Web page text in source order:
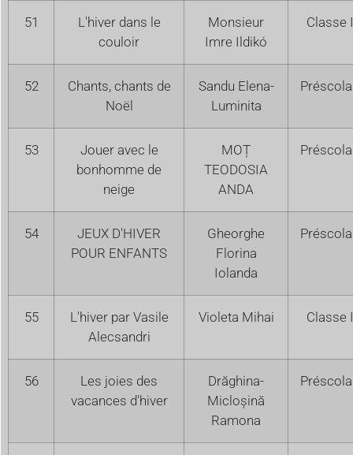
51
L'hiver dans le
couloir
Monsieur
Imre Ildikó
Classe
52
Chants, chants de
Noël
Sandu Elena-
Luminita
53
Jouer avec le
bonhomme de
neige
MOȚ
TEODOSIA
ANDA
54
JEUX D'HIVER
POUR ENFANTS
Gheorghe
Florina
Iolanda
55
L'hiver par Vasile
Alecsandri
Violeta Mihai Classe
56
Les joies des
vacances d'hiver
Drăghina-
Micloșină
Ramona